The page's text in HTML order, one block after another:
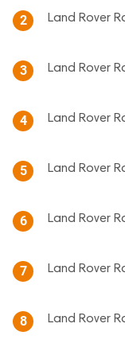
2 Land Rover
3 Land Rover
4 Land Rover
5 Land Rover
6 Land Rover
7 Land Rover
8 Land Rover